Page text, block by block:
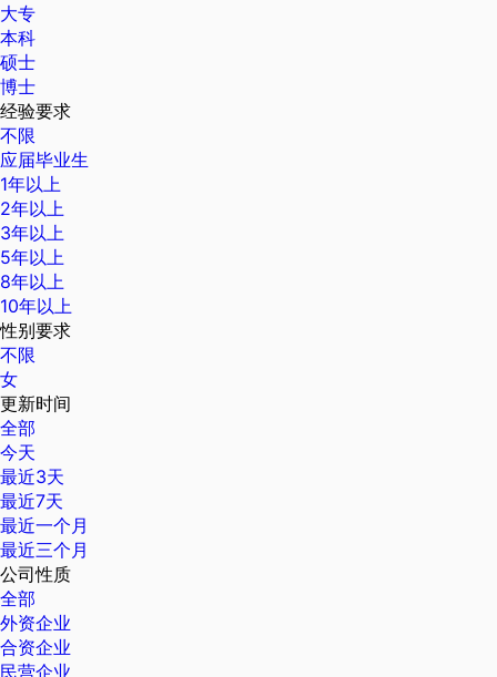
大专
本科
硕士
博士
经验要求
不限
应届毕业生
1年以上
2年以上
3年以上
5年以上
8年以上
10年以上
性别要求
不限
女
更新时间
全部
今天
最近3天
最近7天
最近一个月
最近三个月
公司性质
全部
外资企业
合资企业
民营企业